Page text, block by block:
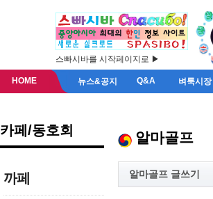
스빠시바를 시작페이지로 ▶
HOME 뉴스&공지 Q&A 벼룩시장
카페/동호회
까페
알마골프
알마골프 글쓰기